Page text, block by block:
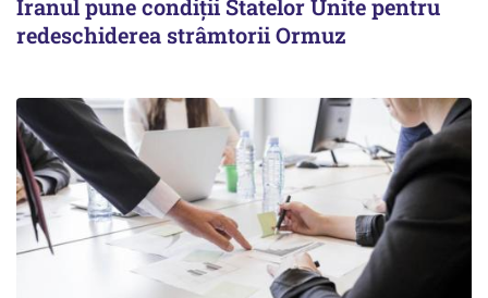
Iranul pune condiții Statelor Unite pentru
redeschiderea strâmtorii Ormuz